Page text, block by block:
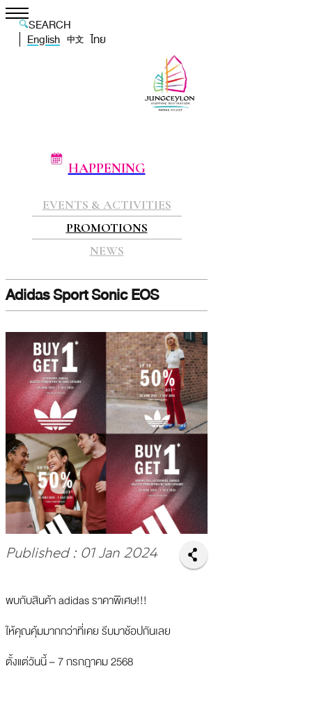
SEARCH
English
中文 ไทย
HAPPENING
EVENTS & ACTIVITIES
PROMOTIONS
NEWS
Adidas Sport Sonic EOS
Published : 01 Jan 2024
พบกับสินค้า adidas ราคาพิเศษ!!!
ให้คุณคุ้มมากกว่าที่เคย รีบมาช้อปกันเลย
ตั้งแต่วันนี้ – 7 กรกฎาคม 2568